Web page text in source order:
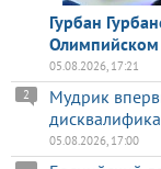
Гурбан
Олимпийском
05.08.2026, 17:21
Мудрик
2
05.08.2026, 17:00